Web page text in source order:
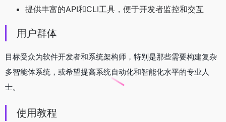
提供丰富的API和CLI工具，便于开发者监控和交互
用户群体
目标受众为软件开发者和系统架构师，特别是那些需要构建复杂
多智能体系统，或希望提高系统自动化和智能化水平的专业人
士。
使用教程